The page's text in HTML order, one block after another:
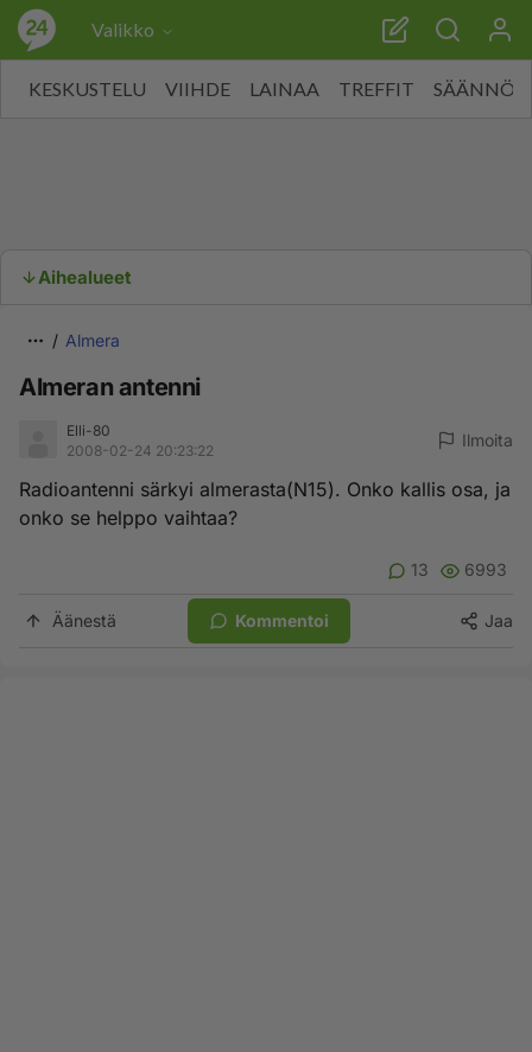
Valikko
KESKUSTELU VIIHDE LAINAA TREFFIT SÄÄNNÖT
Aihealueet
Almera
Almeran antenni
Elli-80
2008-02-24 20:23:22
Ilmoita
Radioantenni särkyi almerasta(N15). Onko kallis osa, ja
onko se helppo vaihtaa?
13 6993
Äänestä Kommentoi Jaa